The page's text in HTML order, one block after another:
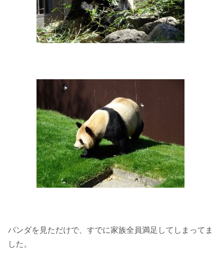
パンダを見ただけで、すでに家族全員満足してしまってま
した。